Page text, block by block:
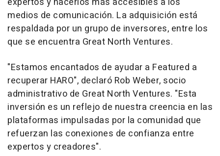
medios de comunicación. La adquisición está
respaldada por un grupo de inversores, entre los
que se encuentra Great North Ventures.
"Estamos encantados de ayudar a Featured a
recuperar HARO", declaró Rob Weber, socio
administrativo de Great North Ventures. "Esta
inversión es un reflejo de nuestra creencia en las
plataformas impulsadas por la comunidad que
refuerzan las conexiones de confianza entre
expertos y creadores".